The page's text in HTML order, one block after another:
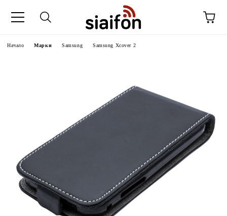
Начало Марки Samsung Samsung Xcover 2